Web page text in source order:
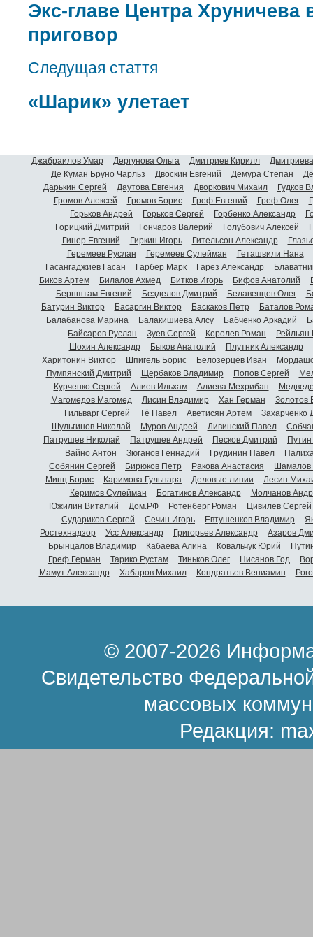
Экс-главе Центра Хруничева
приговор
Следущая стаття
«Шарик» улетает
Джабраилов Умар Дергунова Ольга Дмитриев Кирилл
Де Куман Бруно Чарльз
Двоскин Евгений Демура Степан
Дарькин Сергей
Даутова Евгения Дворкович Михаил
Гудков
Громов Алексей
Громов Борис Греф Евгений Греф Олег
Горьков Андрей
Горьков Сергей Горбенко Александр
Горицкий Дмитрий
Гончаров Валерий Голубович Алексей
Гинер Евгений
Гиркин Игорь Гительсон Александр
Геремеев Руслан
Геремеев Сулейман
Геташвили Нана
Гасангаджиев Гасан
Гарбер Марк Гарез Александр
Биков Артем
Билалов Ахмед Битков Игорь Бифов Анатолий
Бернштам Евгений
Безделов Дмитрий Белавенцев Олег
Батурин Виктор
Басаргин Виктор Баскаков Петр
Баталов
Балабанова Марина
Балакишиева Алсу Бабченко Аркадий
Байсаров Руслан
Зуев Сергей Королев Роман
Шохин Александр
Быков Анатолий Плутник Александр
Харитонин Виктор
Шпигель Борис Белозерцев Иван
Пумпянский Дмитрий
Щербаков Владимир Попов Сергей
Курченко Сергей
Алиев Ильхам Алиева Мехрибан
Магомедов Магомед
Лисин Владимир Хан Герман
Золотов
Гильварг Сергей
Тё Павел Аветисян Артем
Захарченко
Шульгинов Николай
Муров Андрей Ливинский Павел
Патрушев Николай
Патрушев Андрей Песков Дмитрий
Вайно Антон
Зюганов Геннадий Грудинин Павел
Собянин Сергей
Бирюков Петр Ракова Анастасия
Шамалов
Минц Борис
Каримова Гульнара Деловые линии
Лесин
Керимов Сулейман
Богатиков Александр
Молчанов
Южилин Виталий
Дом.РФ Ротенберг Роман
Цивилев Сергей
Судариков Сергей
Сечин Игорь Евтушенков Владимир
Ростехнадзор
Усс Александр Григорьев Александр
Азаров
Брынцалов Владимир
Кабаева Алина Ковальчук Юрий
Греф Герман
Тарико Рустам Тиньков Олег Нисанов Год
Мамут Александр
Хабаров Михаил Кондратьев Вениамин
© 2007-2026
Свидетельство
массовых
Редакция: